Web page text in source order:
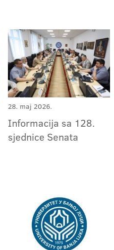
28. maj 2026.
Informacija sa 128.
sjednice Senata